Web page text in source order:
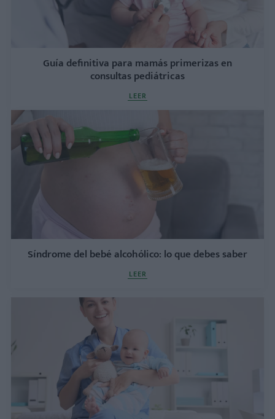
Guía definitiva para mamás primerizas en
consultas pediátricas
LEER
Síndrome del bebé alcohólico: lo que debes saber
LEER